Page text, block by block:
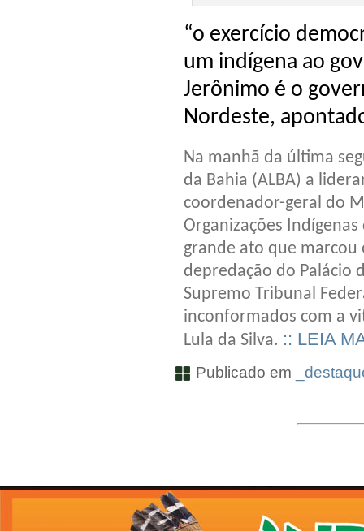
“o exercício
um indígena ao
Jerônimo é o
Nordeste,
Na manhã da última
da Bahia (ALBA) a
coordenador-geral do
Organizações
grande ato que
depredação do Palácio
Supremo Tribunal
inconformados com a
Lula da Silva. :: LEIA
Publicado em